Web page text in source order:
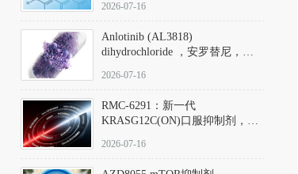
D808567) - DKM活性分子
2026-07-16
Anlotinib (AL3818)
dihydrochloride ，安罗替尼，
Hydrochloride实验方法步骤SOP
2026-07-16
RMC-6291：新一代
KRASG12C(ON)口服抑制剂，
(Elironrasib)CAS#2641998-63-0
2026-07-16